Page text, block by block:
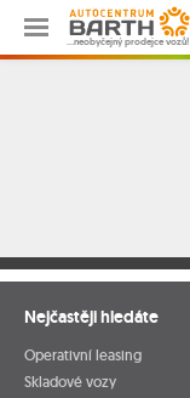
…neobyčejný prodejce vozů!
Nejčastěji hledáte
Operativní leasing
Skladové vozy